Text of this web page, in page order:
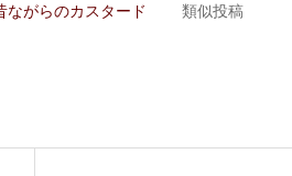
ながらのカスタード
類似投稿